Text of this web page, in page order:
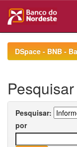
navigationDSpace - BNB -
Pesquisar
Pesquisar:
por